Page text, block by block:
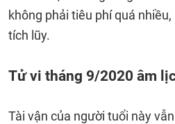
không phải tiêu phí quá
tích lũy.
Tử vi tháng 9/2020 âm
Tài vận của người tuổi này